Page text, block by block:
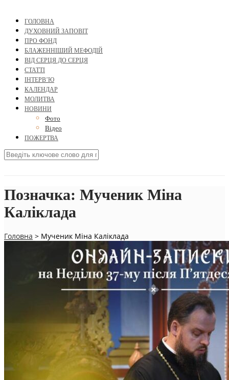
ГОЛОВНА
ДУХОВНИЙ ЗАПОВІТ
ПРО ФОНД
БЛАЖЕННІШИЙ МЕФОДІЙ
ВІД СЕРЦЯ ДО СЕРЦЯ
СТАТТІ
ІНТЕРВ’Ю
КАЛЕНДАР
МОЛИТВА
НОВИНИ
Фото
Відео
ПОЖЕРТВА
Позначка: Мученик Міна
Каліклада
Головна > Мученик Міна Каліклада